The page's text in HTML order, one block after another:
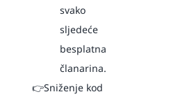
svako
sljedeće
besplatna
članarina.
👉Sniženje kod